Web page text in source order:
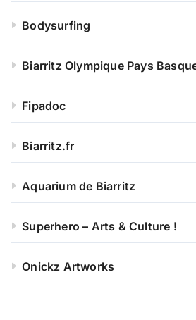
Bodysurfing
Biarritz Olympique Pays
Fipadoc
Biarritz.fr
Aquarium de Biarritz
Superhero – Arts & Culture !
Onickz Artworks